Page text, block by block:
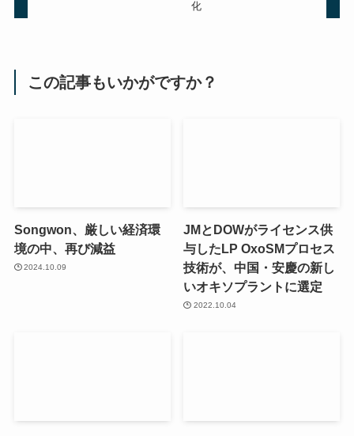
化
この記事もいかがですか？
Songwon、厳しい経済環
境の中、再び減益
2024.10.09
JMとDOWがライセンス供
与したLP OxoSMプロセス
技術が、中国・安慶の新し
いオキソプラントに選定
2022.10.04